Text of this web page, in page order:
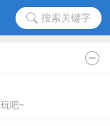
搜索关键字
吧~